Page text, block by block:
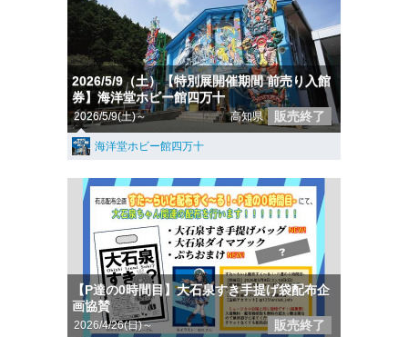
2026/5/9（土）【特別展開催期間 前売り入館
券】海洋堂ホビー館四万十
2026/5/9(土)～ 高知県 販売終了
海洋堂ホビー館四万十
【P達の0時間目】大石泉すき手提げ袋配布企
画協賛
2026/4/26(日)～ 販売終了